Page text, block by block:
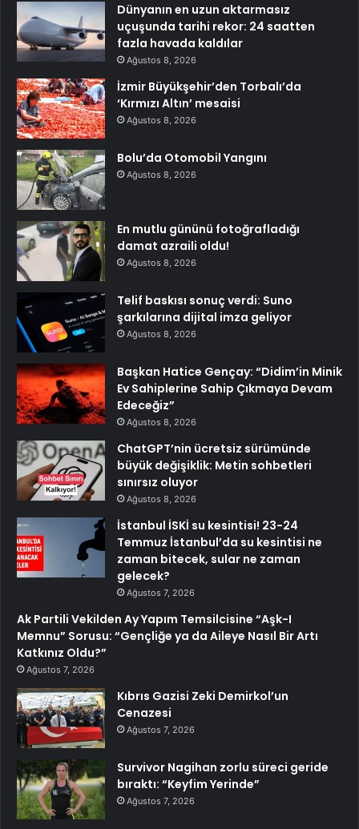
Dünyanın en uzun aktarmasız
uçuşunda tarihi rekor: 24 saatten
fazla havada kaldılar
Ağustos 8, 2026
İzmir Büyükşehir’den Torbalı’da
‘Kırmızı Altın’ mesaisi
Ağustos 8, 2026
Bolu’da Otomobil Yangını
Ağustos 8, 2026
En mutlu gününü fotoğrafladığı
damat azraili oldu!
Ağustos 8, 2026
Telif baskısı sonuç verdi: Suno
şarkılarına dijital imza geliyor
Ağustos 8, 2026
Başkan Hatice Gençay: “Didim’in Minik
Ev Sahiplerine Sahip Çıkmaya Devam
Edeceğiz”
Ağustos 8, 2026
ChatGPT’nin ücretsiz sürümünde
büyük değişiklik: Metin sohbetleri
sınırsız oluyor
Ağustos 8, 2026
İstanbul İSKİ su kesintisi! 23-24
Temmuz İstanbul’da su kesintisi ne
zaman bitecek, sular ne zaman
gelecek?
Ağustos 7, 2026
Ak Partili Vekilden Ay Yapım Temsilcisine “Aşk-I
Memnu” Sorusu: “Gençliğe ya da Aileye Nasıl Bir Artı
Katkınız Oldu?”
Ağustos 7, 2026
Kıbrıs Gazisi Zeki Demirkol’un
Cenazesi
Ağustos 7, 2026
Survivor Nagihan zorlu süreci geride
bıraktı: “Keyfim Yerinde”
Ağustos 7, 2026